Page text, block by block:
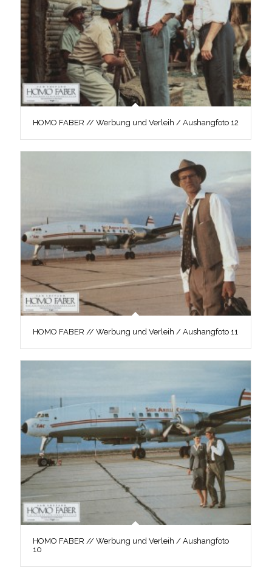
HOMO FABER // Werbung und Verleih / Aushangfoto 12
HOMO FABER // Werbung und Verleih / Aushangfoto 11
HOMO FABER // Werbung und Verleih / Aushangfoto
10